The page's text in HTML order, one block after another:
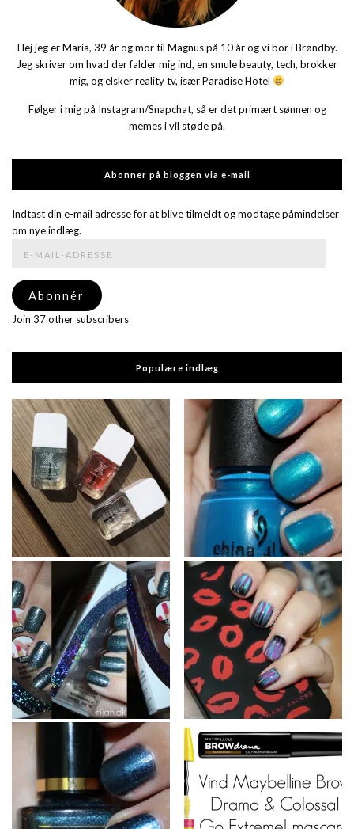
Hej jeg er Maria, 39 år og mor til Magnus på 10 år og vi bor i Brøndby.
Jeg skriver om hvad der falder mig ind, en smule beauty, tech, brokker
mig, og elsker reality tv, især Paradise Hotel
Følger i mig på Instagram/Snapchat, så er det primært sønnen og
memes i vil støde på.
Abonner på bloggen via e-mail
Indtast din e-mail adresse for at blive tilmeldt og modtage påmindelser
om nye indlæg.
adresse
Abonnér
Join 37 other subscribers
Populære indlæg